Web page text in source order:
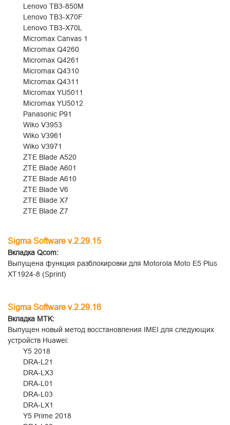
Lenovo TB3-850M
Lenovo TB3-X70F
Lenovo TB3-X70L
Micromax Canvas 1
Micromax Q4260
Micromax Q4261
Micromax Q4310
Micromax Q4311
Micromax YU5011
Micromax YU5012
Panasonic P91
Wiko V3953
Wiko V3961
Wiko V3971
ZTE Blade A520
ZTE Blade A601
ZTE Blade A610
ZTE Blade V6
ZTE Blade X7
ZTE Blade Z7
Sigma Software v.2.29.15
Вкладка Qcom:
Выпущена функция разблокировки для Motorola Moto E5 Plus
XT1924-8 (Sprint)
Sigma Software v.2.29.16
Вкладка MTK:
Выпущен новый метод восстановления IMEI для следующих
устройств Huawei:
Y5 2018
DRA-L21
DRA-LX3
DRA-L01
DRA-L03
DRA-LX1
Y5 Prime 2018